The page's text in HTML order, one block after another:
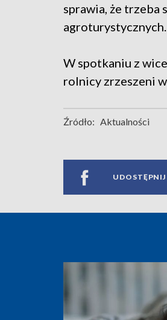
sprawia, że trzeba
agroturystycznych.
W spotkaniu z
rolnicy zrzeszeni
Źródło: Aktualności